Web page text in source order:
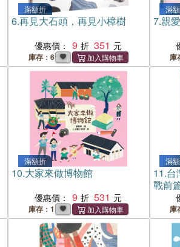
滿額折
6.再見大石頭，再見小樟樹
優惠價： 9 351
庫存：6
滿
7.親
庫
滿額折
10.大家來做博物館
優惠價： 9 531
庫存：1
滿
11.台
戰前
庫